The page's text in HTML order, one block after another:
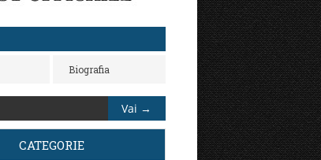
Biografia
CATEGORIE